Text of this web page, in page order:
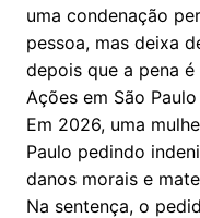
uma condenação
pessoa, mas deixa
depois que a pena é
Ações em São
Em 2026, uma
Paulo pedindo
danos morais e
Na sentença, o